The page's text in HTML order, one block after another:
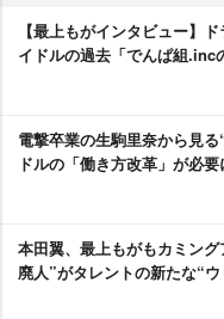
【最上もがインタビュー】
イドルの過去「でんぱ組.inc
電撃卒業の生駒里奈から見
ドルの「働き方改革」が必要
本田翼、最上もがもカミン
廃人”がタレントの新たな“ウ